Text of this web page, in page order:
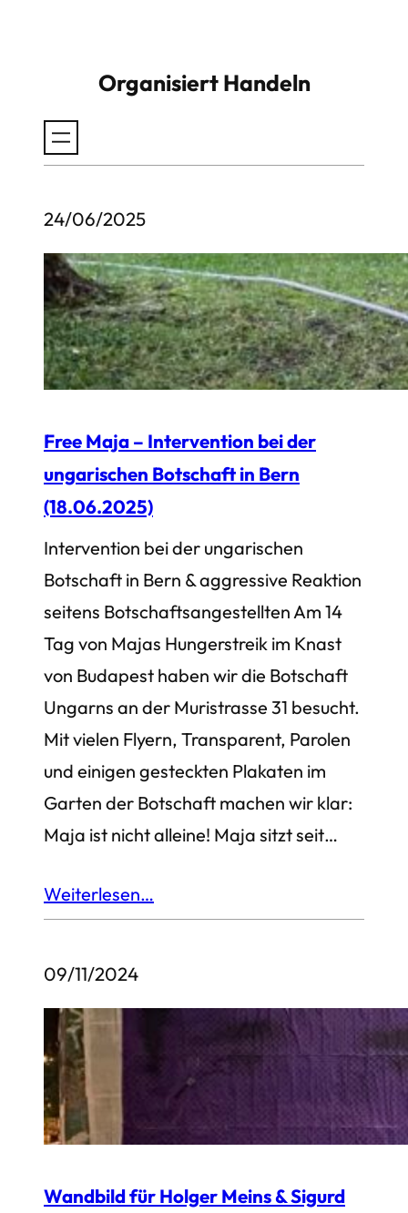
Organisiert Handeln
24/06/2025
Free Maja – Intervention bei der
ungarischen Botschaft in Bern
(18.06.2025)
Intervention bei der ungarischen
Botschaft in Bern & aggressive Reaktion
seitens Botschaftsangestellten Am 14
Tag von Majas Hungerstreik im Knast
von Budapest haben wir die Botschaft
Ungarns an der Muristrasse 31 besucht.
Mit vielen Flyern, Transparent, Parolen
und einigen gesteckten Plakaten im
Garten der Botschaft machen wir klar:
Maja ist nicht alleine! Maja sitzt seit…
Weiterlesen…
09/11/2024
Wandbild für Holger Meins & Sigurd